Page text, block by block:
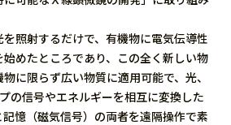
照射するだけで、有機物に電気伝導性
めたところであり、この全く新しい物
に限らず広い物質に適用可能で、光、
の信号やエネルギーを相互に変換した
憶（磁気信号）の両者を遠隔操作で素